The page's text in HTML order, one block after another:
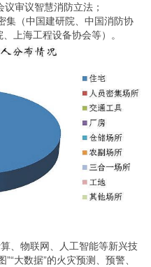
审议智慧消防立法；
集（中国建研院、中国消防协
上海工程设备协会等）。
、物联网、人工智能等新兴技
大数据”的火灾预测、预警、